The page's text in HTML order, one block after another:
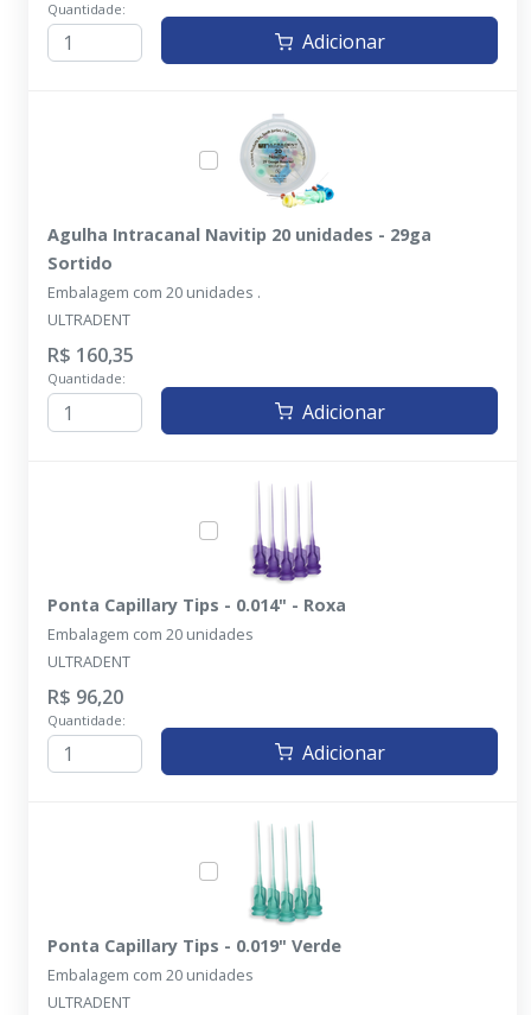
Quantidade:
Adicionar
Agulha Intracanal Navitip 20 unidades - 29ga
Sortido
Embalagem com 20 unidades .
ULTRADENT
R$ 160,35
Quantidade:
Adicionar
Ponta Capillary Tips - 0.014" - Roxa
Embalagem com 20 unidades
ULTRADENT
R$ 96,20
Quantidade:
Adicionar
Ponta Capillary Tips - 0.019" Verde
Embalagem com 20 unidades
ULTRADENT